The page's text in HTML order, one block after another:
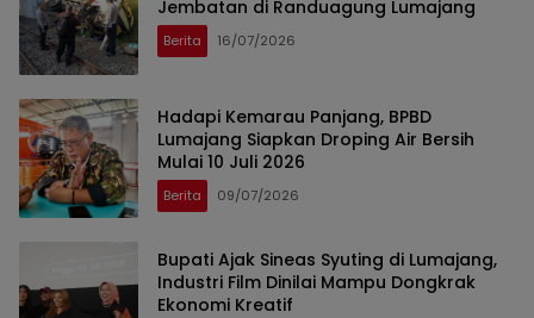
Jembatan di Randuagung Lumajang
Berita 16/07/2026
Hadapi Kemarau Panjang, BPBD
Lumajang Siapkan Droping Air Bersih
Mulai 10 Juli 2026
Berita 09/07/2026
Bupati Ajak Sineas Syuting di Lumajang,
Industri Film Dinilai Mampu Dongkrak
Ekonomi Kreatif